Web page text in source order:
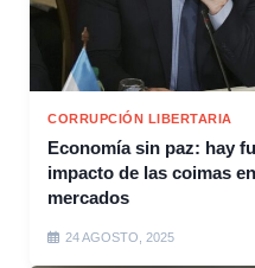
CORRUPCIÓN LIBERTARIA
Economía sin paz: hay
impacto de las coimas
mercados
24 AGOSTO, 2025